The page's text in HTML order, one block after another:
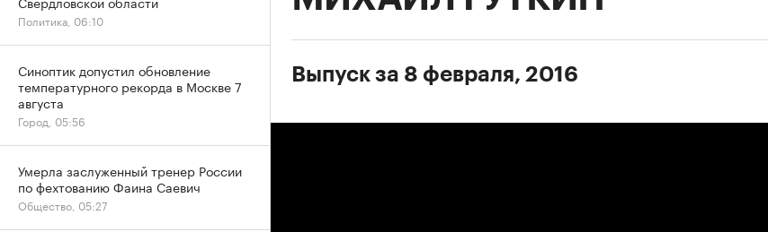
Выпуск за 8 февраля, 2016
Политика, 06:10
Синоптик допустил обновление
температурного рекорда в Москве 7
августа
Город, 05:56
Умерла заслуженный тренер России
по фехтованию Фаина Саевич
Общество, 05:27